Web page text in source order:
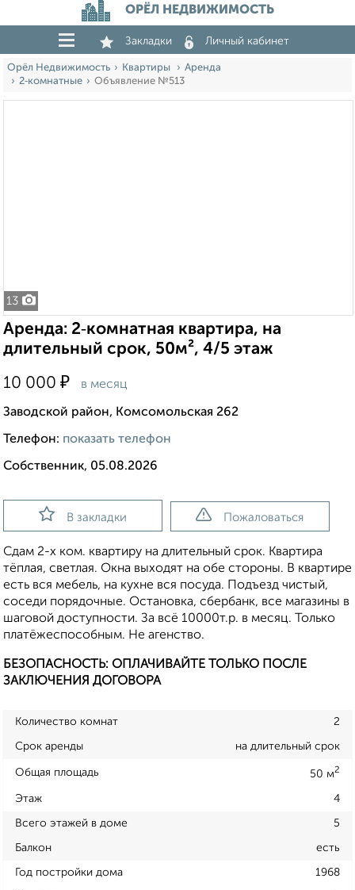
ОРЁЛ НЕДВИЖИМОСТЬ
Закладки Личный кабинет
Орёл Недвижимость Квартиры
Аренда
2‑комнатные
Объявление №513
13
Аренда: 2‑комнатная квартира, на
длительный срок, 50м², 4/5 этаж
10 000 ₽ в месяц
Заводской район, Комсомольская 262
Телефон: показать телефон
Собственник, 05.08.2026
В закладки Пожаловаться
Сдам 2-х ком. квартиру на длительный срок. Квартира
тёплая, светлая. Окна выходят на обе стороны. В квартире
есть вся мебель, на кухне вся посуда. Подъезд чистый,
соседи порядочные. Остановка, сбербанк, все магазины в
шаговой доступности. За всё 10000т.р. в месяц. Только
платёжеспособным. Не агенство.
БЕЗОПАСНОСТЬ: ОПЛАЧИВАЙТЕ ТОЛЬКО ПОСЛЕ
ЗАКЛЮЧЕНИЯ ДОГОВОРА
Количество комнат 2
Срок аренды на длительный срок
Общая площадь 50 м2
Этаж 4
Всего этажей в доме 5
Балкон есть
Год постройки дома 1968